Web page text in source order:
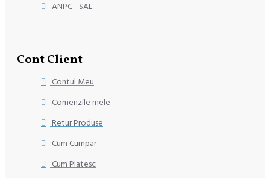
ANPC - SAL
Cont Client
Contul Meu
Comenzile mele
Retur Produse
Cum Cumpar
Cum Platesc